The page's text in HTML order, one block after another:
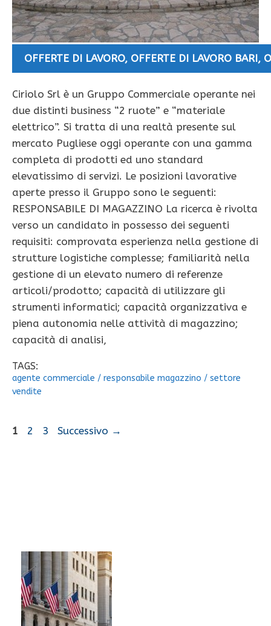
OFFERTE DI LAVORO, OFFERTE DI LAVORO BARI,
Ciriolo Srl è un Gruppo Commerciale operante nei
due distinti business “2 ruote” e “materiale
elettrico”. Si tratta di una realtà presente sul
mercato Pugliese oggi operante con una gamma
completa di prodotti ed uno standard
elevatissimo di servizi. Le posizioni lavorative
aperte presso il Gruppo sono le seguenti:
RESPONSABILE DI MAGAZZINO La ricerca è rivolta
verso un candidato in possesso dei seguenti
requisiti: comprovata esperienza nella gestione di
strutture logistiche complesse; familiarità nella
gestione di un elevato numero di referenze
articoli/prodotto; capacità di utilizzare gli
strumenti informatici; capacità organizzativa e
piena autonomia nelle attività di magazzino;
capacità di analisi,
TAGS:
agente commerciale / responsabile magazzino / settore
vendite
Pagina
1 Pagina
2 Pagina
3 Successivo →